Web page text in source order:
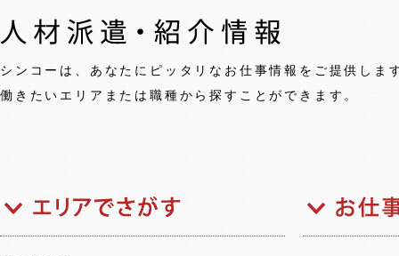
シンコーは、あなたにピッタリなお仕事情報をご提供しま
働きたいエリアまたは職種から探すことができます。